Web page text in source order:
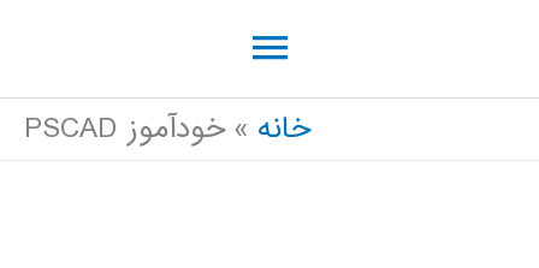
فهرست
اصلی
خانه خودآموز PSCAD